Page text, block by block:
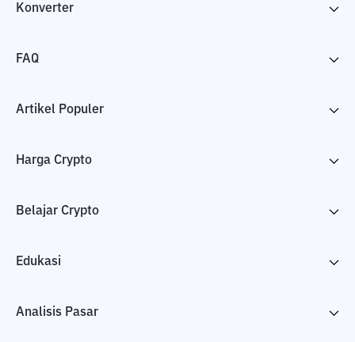
Konverter
FAQ
Artikel Populer
Harga Crypto
Belajar Crypto
Edukasi
Analisis Pasar